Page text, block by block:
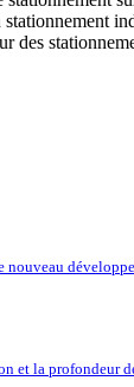
des
et la profondeur